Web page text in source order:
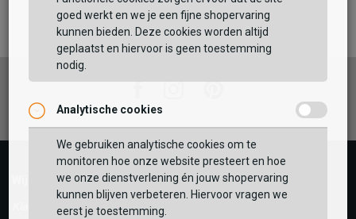
Maat:
TOEVOEGEN AAN WINKELTAS
GEBRUIK MIJN LOCATIE
Zoek op postcode of gebruik jouw locatie om de
voorraad in een van onze winkels te bekijken.
BEKIJK WINKELTAS
VERDER WINKELEN
Vaak samen gekocht met
Wij helpen je graag!
Klantenservice geopend tot 17:00
goed werkt en we je een fijne shopervaring
kunnen bieden. Deze cookies worden altijd
geplaatst en hiervoor is geen toestemming
nodig.
Analytische cookies
We gebruiken analytische cookies om te
monitoren hoe onze website presteert en hoe
we onze dienstverlening én jouw shopervaring
kunnen blijven verbeteren. Hiervoor vragen we
eerst je toestemming.